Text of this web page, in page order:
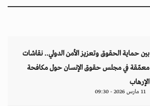
بين حماية الحقوق وتعزيز الأمن الدولي.. نقاشات
معمّقة في مجلس حقوق الإنسان حول مكافحة
الإرهاب
11 مارس 2026 - 09:30